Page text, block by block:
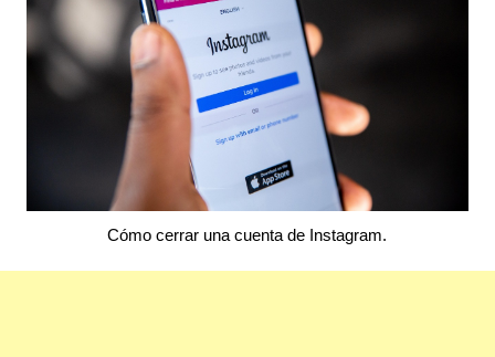
Cómo cerrar una cuenta de Instagram.